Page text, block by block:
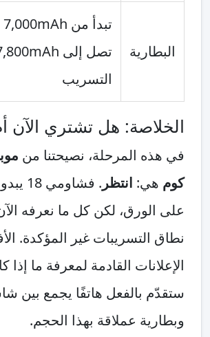
البطارية
التسريب
الخلاصة: هل تشتري الآن
في هذه المرحلة، نصيحتنا من
كوم هي: انتظر
.
على الورق، لكن كل ما نعرفه
نطاق التسريبات غير المؤكدة.
الإعلانات القادمة لمعرفة ما
وبطارية عملاقة بهذا الحجم.